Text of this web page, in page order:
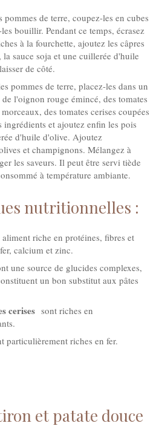
pommes de terre, coupez-les en cubes
bouillir. Pendant ce temps, écrasez
à la fourchette, ajoutez les câpres
la sauce soja et une cuillerée d'huile
de côté.
pommes de terre, placez-les dans un
l'oignon rouge émincé, des tomates
des tomates cerises coupées
ingrédients et ajoutez enfin les pois
d'huile d'olive. Ajoutez
et champignons. Mélangez à
les saveurs. Il peut être servi tiède
à température ambiante.
nutritionnelles :
riche en protéines, fibres et
calcium et zinc.
une source de glucides complexes,
un bon substitut aux pâtes
cerises sont riches en
particulièrement riches en fer.
et patate douce